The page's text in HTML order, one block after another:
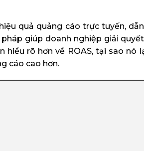
quả quảng cáo trực tuyến,
giúp doanh nghiệp giải
hiểu rõ hơn về ROAS, tại sao
cáo cao hơn.